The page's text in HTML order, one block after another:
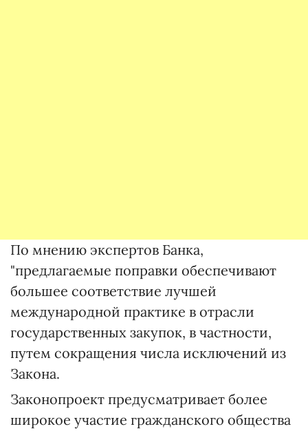
По мнению экспертов Банка,
"предлагаемые поправки обеспечивают
большее соответствие лучшей
международной практике в отрасли
государственных закупок, в частности,
путем сокращения числа исключений из
Закона.
Законопроект предусматривает более
широкое участие гражданского общества